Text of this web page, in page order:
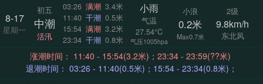
8-17
星期一
初五
中潮
活汛
03:26 满潮 3.4米
11:40 干潮 0.5米
15:54 满潮 3.2米
23:34 干潮 0.8米
小雨
气温
27.54°C
气压1005hpa
小浪
0.2米
Max0.7米
2级
9.8km/h
东北风
涨潮时间： 11:40 - 15:54(3.2米)；23:34 - 23:59(??米)
退潮时间： 03:26 - 11:40(0.5米)；15:54 - 23:34(0.8米)；